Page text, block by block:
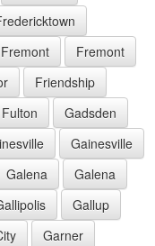
Fremont
Fremont
Friendship
Fulton
Gadsden
Gainesville
Galena
Galena
Gallup
Garner